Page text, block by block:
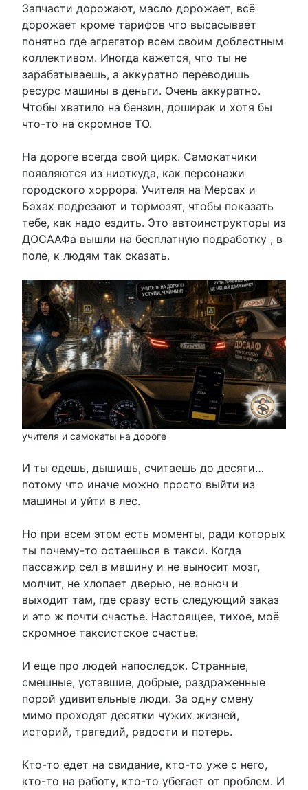
Запчасти дорожают, масло дорожает, всё
дорожает кроме тарифов что высасывает
понятно где агрегатор всем своим доблестным
коллективом. Иногда кажется, что ты не
зарабатываешь, а аккуратно переводишь
ресурс машины в деньги. Очень аккуратно.
Чтобы хватило на бензин, доширак и хотя бы
что-то на скромное ТО.
На дороге всегда свой цирк. Самокатчики
появляются из ниоткуда, как персонажи
городского хоррора. Учителя на Мерсах и
Бэхах подрезают и тормозят, чтобы показать
тебе, как надо ездить. Это автоинструкторы из
ДОСААФа вышли на бесплатную подработку , в
поле, к людям так сказать.
учителя и самокаты на дороге
И ты едешь, дышишь, считаешь до десяти…
потому что иначе можно просто выйти из
машины и уйти в лес.
Но при всем этом есть моменты, ради которых
ты почему-то остаешься в такси. Когда
пассажир сел в машину и не выносит мозг,
молчит, не хлопает дверью, не вонюч и
выходит там, где сразу есть следующий заказ
и это ж почти счастье. Настоящее, тихое, моё
скромное таксистское счастье.
И еще про людей напоследок. Странные,
смешные, уставшие, добрые, раздраженные
порой удивительные люди. За одну смену
мимо проходят десятки чужих жизней,
историй, трагедий, радости и потерь.
Кто-то едет на свидание, кто-то уже с него,
кто-то на работу, кто-то убегает от проблем. И